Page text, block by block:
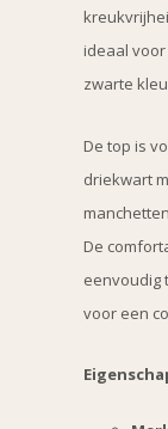
ideaal
zwarte
De top is
driekwart
De
eenvoudig
voor een